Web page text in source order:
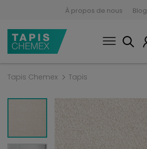
À propos de nous Blog
Tapis Chemex Tapis